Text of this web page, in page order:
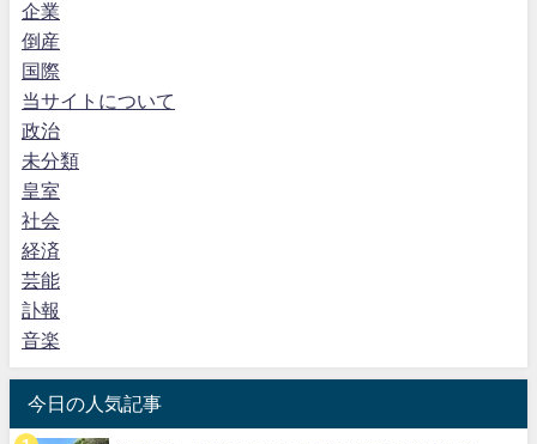
企業
倒産
国際
当サイトについて
政治
未分類
皇室
社会
経済
芸能
訃報
音楽
今日の人気記事